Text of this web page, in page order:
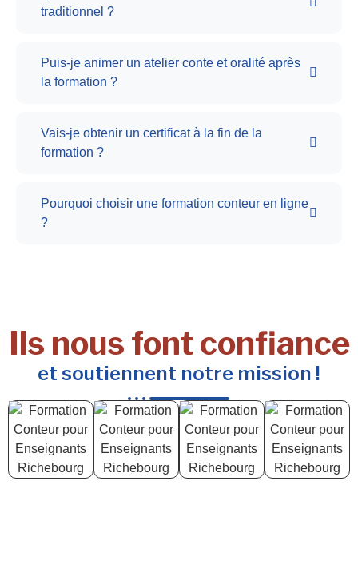
traditionnel ?
Puis-je animer un atelier conte et oralité après
la formation ?
Vais-je obtenir un certificat à la fin de la
formation ?
Pourquoi choisir une formation conteur en ligne
?
Ils nous font confiance
et soutiennent notre mission !